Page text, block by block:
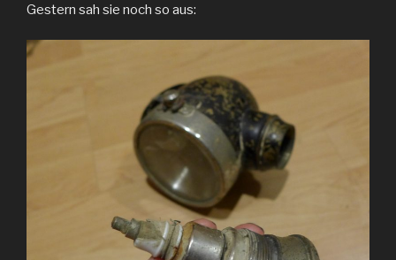
Gestern sah sie noch so aus: